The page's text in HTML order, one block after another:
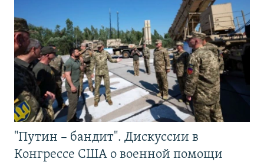
"Путин – бандит". Дискуссии в
Конгрессе США о военной помощи